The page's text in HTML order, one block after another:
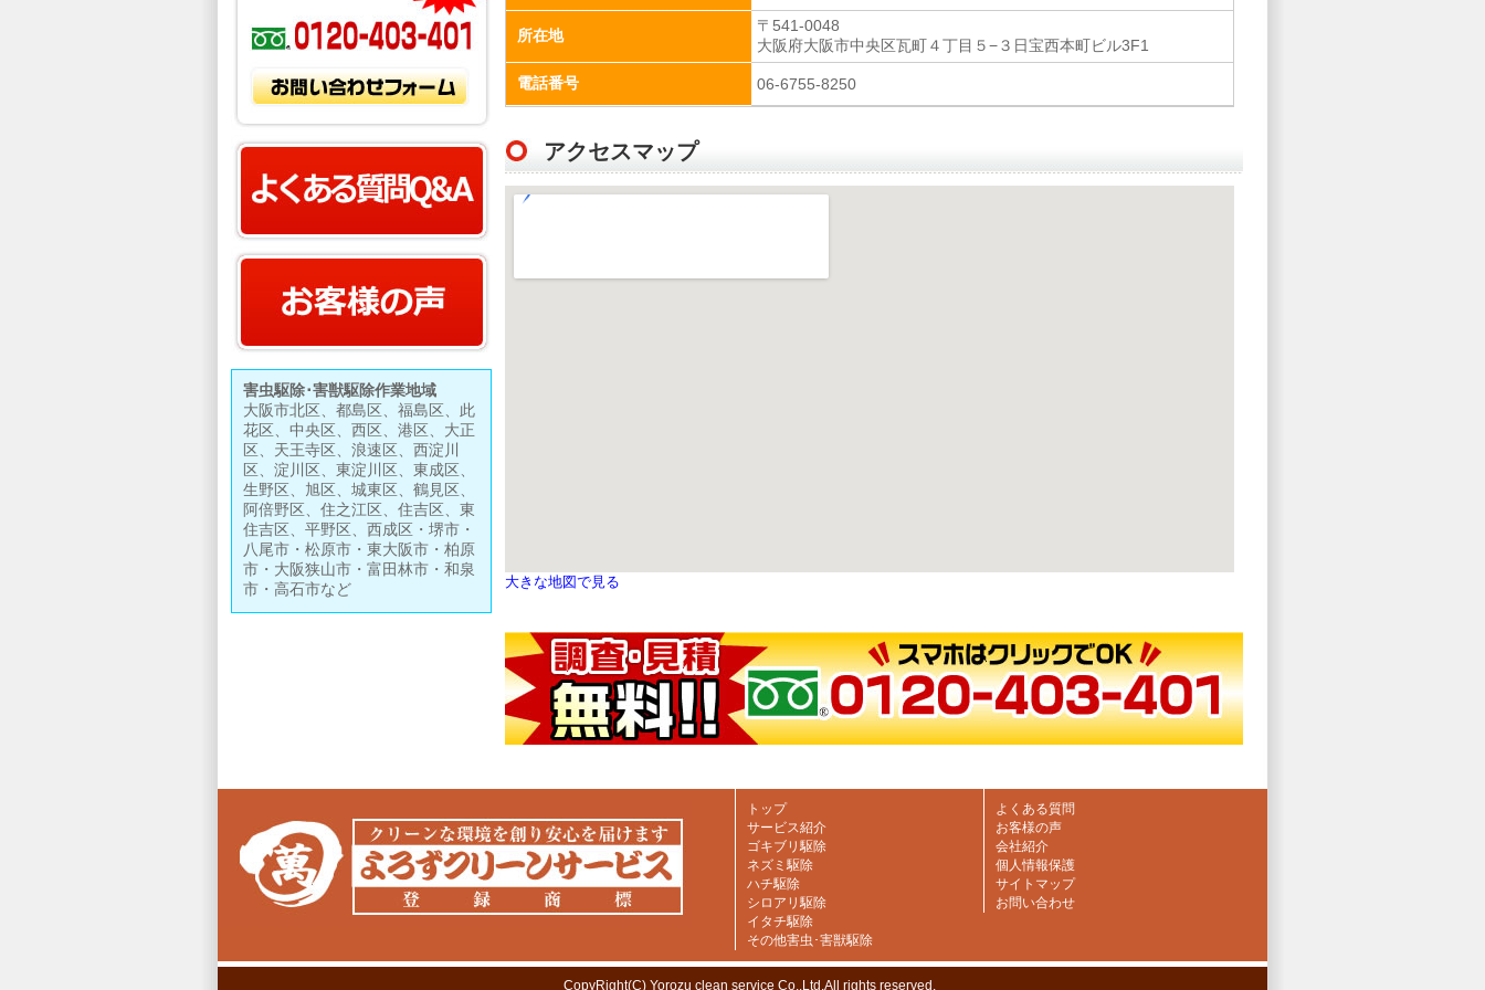
害虫駆除･害獣駆除作業地域
大阪市北区、都島区、福島区、此
花区、中央区、西区、港区、大正
区、天王寺区、浪速区、西淀川
区、淀川区、東淀川区、東成区、
生野区、旭区、城東区、鶴見区、
阿倍野区、住之江区、住吉区、東
住吉区、平野区、西成区・堺市・
八尾市・松原市・東大阪市・柏原
市・大阪狭山市・富田林市・和泉
市・高石市など
所在地
〒541-0048
大阪府大阪市中央区瓦町４丁目５−３日宝西本町ビル3F1
電話番号 06-6755-8250
アクセスマップ
大きな地図で見る
トップ
サービス紹介
ゴキブリ駆除
ネズミ駆除
ハチ駆除
シロアリ駆除
イタチ駆除
その他害虫･害獣駆除
よくある質問
お客様の声
会社紹介
個人情報保護
サイトマップ
お問い合わせ
CopyRight(C) Yorozu clean service Co,.Ltd.All rights reserved.